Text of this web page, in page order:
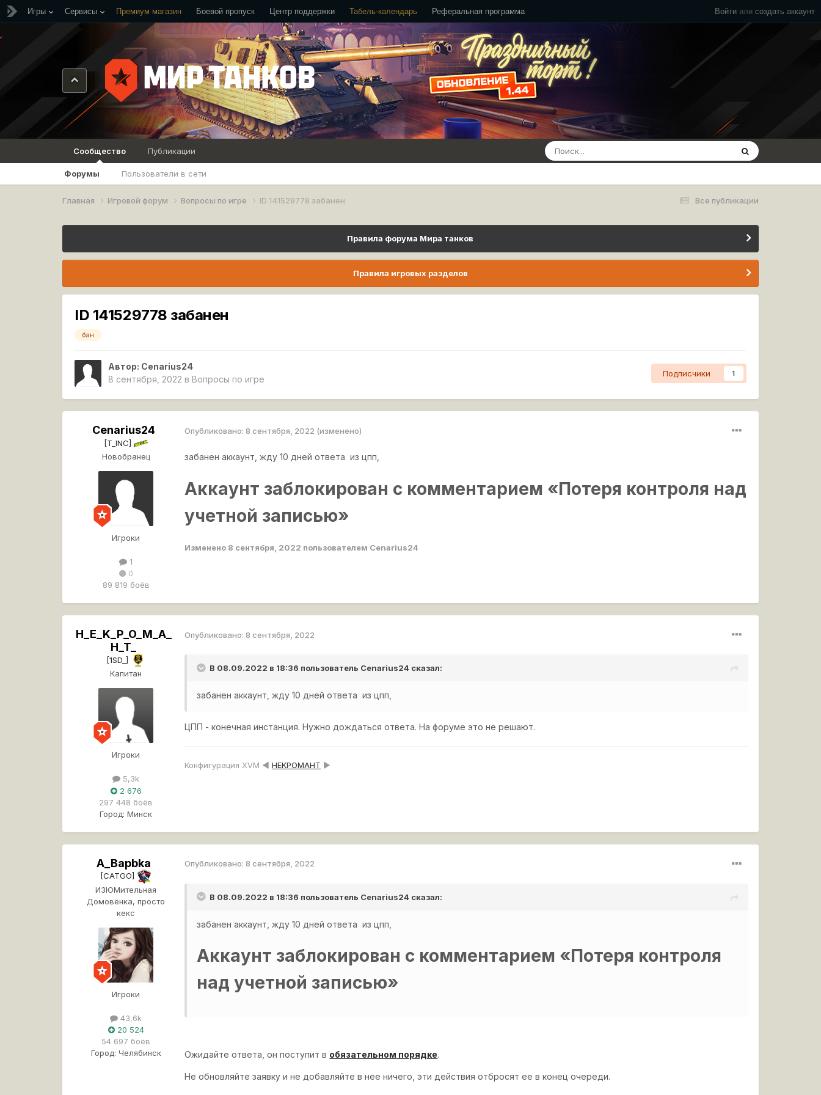
Войти или создать аккаунт
Игры Сервисы Премиум магазин Боевой пропуск Центр поддержки Табель-календарь Реферальная программа
Сообщество
Форумы Пользователи в сети
Публикации
Все публикации
Главная Игровой форум Вопросы по игре ID 141529778 забанен
Правила форума Мира танков
Правила игровых разделов
ID 141529778 забанен
бан
Автор: Cenarius24
8 сентября, 2022 в Вопросы по игре
Подписчики 1
Cenarius24
[T_INC]
Новобранец
Игроки
1
0
89 819 боёв
Опубликовано:8 сентября, 2022 (изменено)
забанен аккаунт, жду 10 дней ответа из цпп,
Аккаунт заблокирован с комментарием «Потеря контроля над
учетной записью»
Изменено 8 сентября, 2022 пользователем Cenarius24
H_E_K_P_O_M_A_
H_T_
[1SD_]
Капитан
Игроки
5,3k
2 676
297 448 боёв
Город: Минск
Опубликовано:8 сентября, 2022
В 08.09.2022 в 18:36 пользователь Cenarius24 сказал:
забанен аккаунт, жду 10 дней ответа из цпп,
ЦПП - конечная инстанция. Нужно дождаться ответа. На форуме это не решают.
Конфигурация XVM ◄HEKPOMAHT ►
A_Bapbka
[CATGO]
ИЗЮМительная
Домовёнка, просто
кекс
Игроки
43,6k
20 524
54 697 боёв
Город: Челябинск
Опубликовано:8 сентября, 2022
В 08.09.2022 в 18:36 пользователь Cenarius24 сказал:
забанен аккаунт, жду 10 дней ответа из цпп,
Аккаунт заблокирован с комментарием «Потеря контроля
над учетной записью»
Ожидайте ответа, он поступит в обязательном порядке.
Не обновляйте заявку и не добавляйте в нее ничего, эти действия отбросят ее в конец очереди.